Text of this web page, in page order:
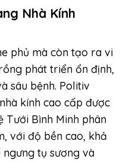
Nhà Kính
phủ mà còn tạo ra vi
phát triển ổn định,
sâu bệnh. Politiv
kính cao cấp được
Tưới Bình Minh phân
với độ bền cao, khả
ngưng tụ sương và